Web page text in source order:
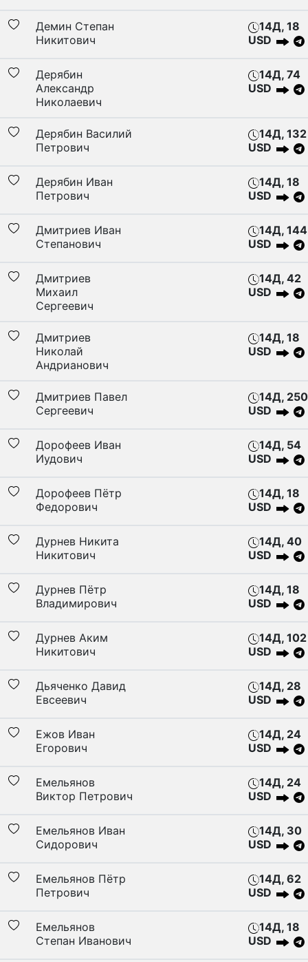
Демин Степан
Никитович
14Д, 18
USD
Дерябин
Александр
Николаевич
14Д, 74
USD
Дерябин Василий
Петрович
14Д, 132
USD
Дерябин Иван
Петрович
14Д, 18
USD
Дмитриев Иван
Степанович
14Д, 144
USD
Дмитриев
Михаил
Сергеевич
14Д, 42
USD
Дмитриев
Николай
Андрианович
14Д, 18
USD
Дмитриев Павел
Сергеевич
14Д, 250
USD
Дорофеев Иван
Иудович
14Д, 54
USD
Дорофеев Пётр
Федорович
14Д, 18
USD
Дурнев Никита
Никитович
14Д, 40
USD
Дурнев Пётр
Владимирович
14Д, 18
USD
Дурнев Аким
Никитович
14Д, 102
USD
Дьяченко Давид
Евсеевич
14Д, 28
USD
Ежов Иван
Егорович
14Д, 24
USD
Емельянов
Виктор Петрович
14Д, 24
USD
Емельянов Иван
Сидорович
14Д, 30
USD
Емельянов Пётр
Петрович
14Д, 62
USD
Емельянов
Степан Иванович
14Д, 18
USD